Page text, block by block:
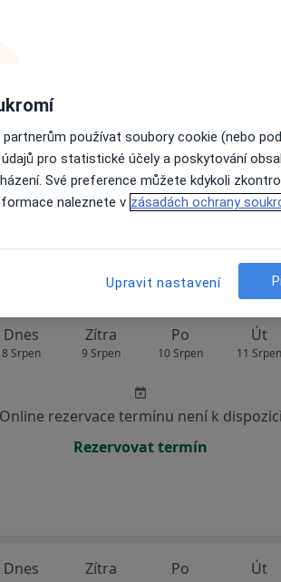
Dnes
rezervace termínu není k
Rezervovat termín
Dnes
8 Srpen
Zítra
9 Srpen
Po
10 Srpen
Út
11 Srpen
Online rezervace termínu není k dispozici
Rezervovat termín
Dnes Zítra Po Út
používat soubory cookie (nebo
pro statistické účely a poskytování
Své preference můžete kdykoli
naleznete v zásadách ochrany
Upravit nastavení